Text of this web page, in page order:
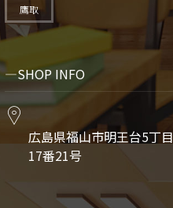
鷹取
SHOP INFO
広島県福山市明王台5丁目
17番21号